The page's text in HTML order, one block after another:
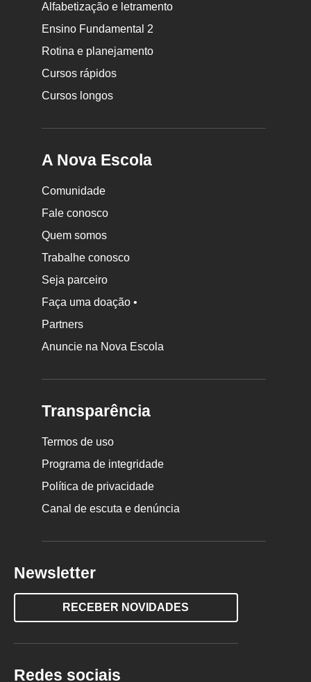
Alfabetização e letramento
Ensino Fundamental 2
Rotina e planejamento
Cursos rápidos
Cursos longos
A Nova Escola
Comunidade
Fale conosco
Quem somos
Trabalhe conosco
Seja parceiro
Faça uma doação •
Partners
Anuncie na Nova Escola
Transparência
Termos de uso
Programa de integridade
Política de privacidade
Canal de escuta e denúncia
Newsletter
RECEBER NOVIDADES
Redes sociais